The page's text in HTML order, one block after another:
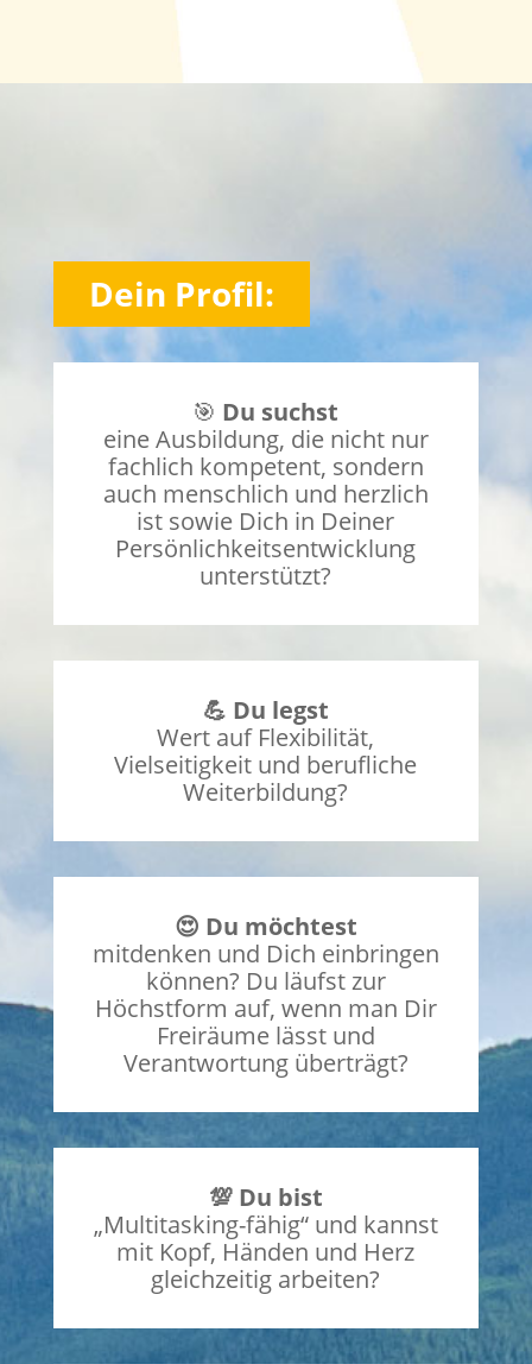
Dein Profil:
🎯 Du suchst
eine Ausbildung, die nicht nur
fachlich kompetent, sondern
auch menschlich und herzlich
ist sowie Dich in Deiner
Persönlichkeitsentwicklung
unterstützt?
💪 Du legst
Wert auf Flexibilität,
Vielseitigkeit und berufliche
Weiterbildung?
😍 Du möchtest
mitdenken und Dich einbringen
können? Du läufst zur
Höchstform auf, wenn man Dir
Freiräume lässt und
Verantwortung überträgt?
💯 Du bist
„Multitasking-fähig“ und kannst
mit Kopf, Händen und Herz
gleichzeitig arbeiten?